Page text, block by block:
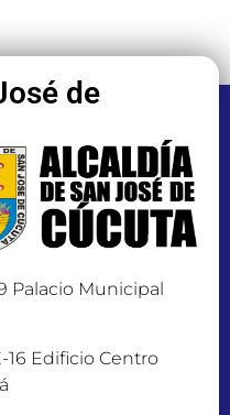
de
Palacio Municipal
16 Edificio Centro